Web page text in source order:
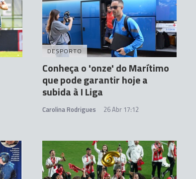
DESPORTO
Conheça o 'onze' do Marítimo
que pode garantir hoje a
subida à I Liga
Carolina Rodrigues 26 Abr 17:12